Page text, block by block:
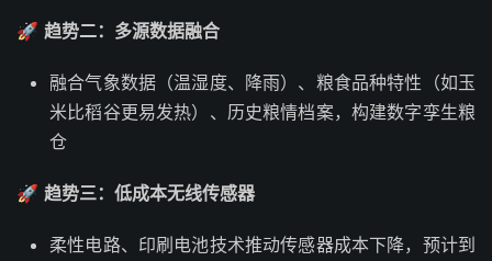
🚀 趋势二：多源数据融合
融合气象数据（温湿度、降雨）、粮食品种特性（如玉
米比稻谷更易发热）、历史粮情档案，构建数字孪生粮
仓
🚀 趋势三：低成本无线传感器
柔性电路、印刷电池技术推动传感器成本下降，预计到